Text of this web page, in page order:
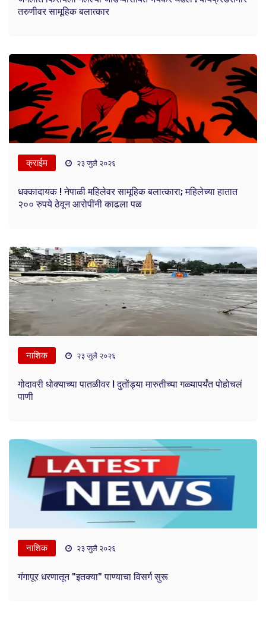
तरुणीवर सामूहिक बलात्कार
क्राईम २३ जुलै २०२६
धक्कादायक ! नेपाळी महिलेवर सामूहिक बलात्कारा; महिलेच्या हातात
२०० रुपये ठेवून आरोपींनी काढला पळ
नाशिक २३ जुलै २०२६
गोदावरी धोक्याच्या पातळीवर ! दुतोंड्या मारुतीच्या गळ्यापर्यंत पोहोचलं
पाणी
नाशिक २३ जुलै २०२६
गंगापूर धरणातून "इतक्या" पाण्याचा विसर्ग सुरू